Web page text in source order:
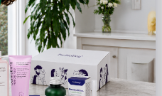
чутливість до
spp. 5х10⁷КУО/ml(Bacillus
licheniformis, Bacillus
, Cetrimonium